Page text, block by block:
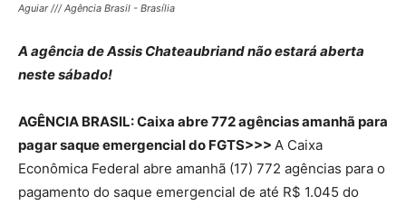
Aguiar /// Agência Brasil - Brasília
A agência de Assis Chateaubriand não estará aberta
neste sábado!
AGÊNCIA BRASIL:Caixa abre 772 agências amanhã para
pagar saque emergencial do FGTS>>> A Caixa
Econômica Federal abre amanhã (17) 772 agências para o
pagamento do saque emergencial de até R$ 1.045 do